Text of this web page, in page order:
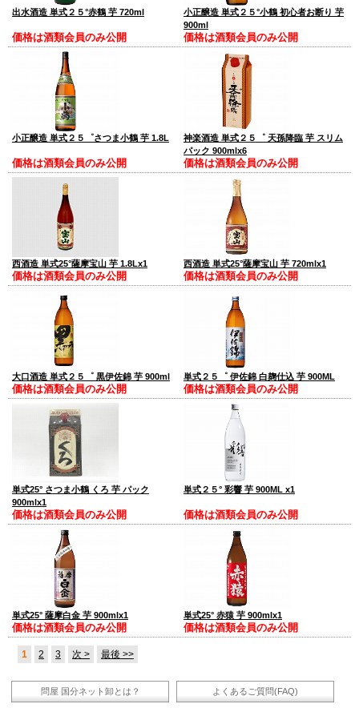
出水酒造 単式２５°赤鶴 芋 720ml
価格は酒類会員のみ公開
小正醸造 単式２５°小鶴 初心者お断り 芋
900ml
価格は酒類会員のみ公開
小正醸造 単式２５゜さつま小鶴 芋 1.8L
価格は酒類会員のみ公開
神楽酒造 単式２５゜ 天孫降臨 芋 スリム
パック 900mlx6
価格は酒類会員のみ公開
西酒造 単式25°薩摩宝山 芋 1.8Lx1
価格は酒類会員のみ公開
西酒造 単式25°薩摩宝山 芋 720mlx1
価格は酒類会員のみ公開
大口酒造 単式２５゜ 黒伊佐錦 芋 900ml
価格は酒類会員のみ公開
単式２５゜ 伊佐錦 白麹仕込 芋 900ML
価格は酒類会員のみ公開
単式25° さつま小鶴 くろ 芋 パック
900mlx1
価格は酒類会員のみ公開
単式２５° 彩響 芋 900ML x1
価格は酒類会員のみ公開
単式25° 薩摩白金 芋 900mlx1
価格は酒類会員のみ公開
単式25° 赤猿 芋 900mlx1
価格は酒類会員のみ公開
1 2 3 次 > 最後 >>
問屋 国分ネット卸とは？ よくあるご質問(FAQ)